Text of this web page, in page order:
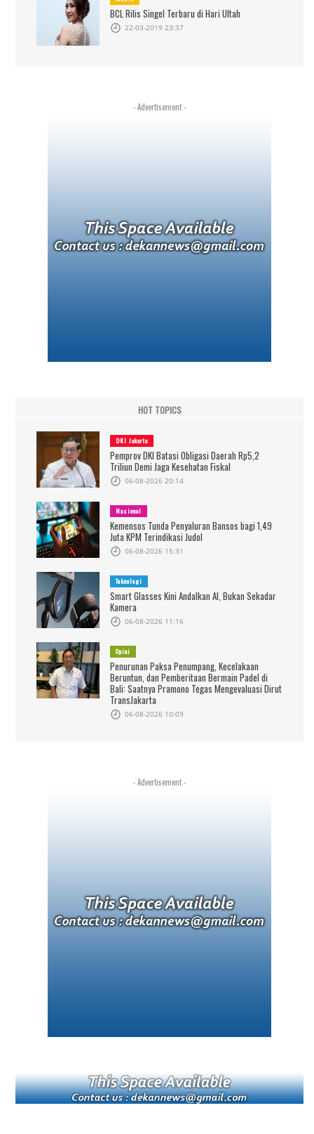
BCL Rilis Singel Terbaru di Hari Ultah
22-03-2019 23:37
- Advertisement -
HOT TOPICS
DKI Jakarta
Pemprov DKI Batasi Obligasi Daerah Rp5,2
Triliun Demi Jaga Kesehatan Fiskal
06-08-2026 20:14
Nasional
Kemensos Tunda Penyaluran Bansos bagi 1,49
Juta KPM Terindikasi Judol
06-08-2026 15:31
Teknologi
Smart Glasses Kini Andalkan AI, Bukan Sekadar
Kamera
06-08-2026 11:16
Opini
Penurunan Paksa Penumpang, Kecelakaan
Beruntun, dan Pemberitaan Bermain Padel di
Bali: Saatnya Pramono Tegas Mengevaluasi Dirut
TransJakarta
06-08-2026 10:09
- Advertisement -